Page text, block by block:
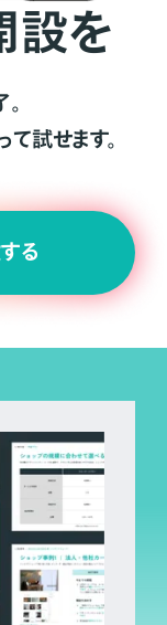
設を
試せます。
る